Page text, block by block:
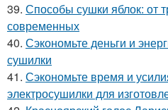
39. Способы сушки яблок: от
современных
40. Сэкономьте деньги и
сушилки
41. Сэкономьте время и
электросушилки для